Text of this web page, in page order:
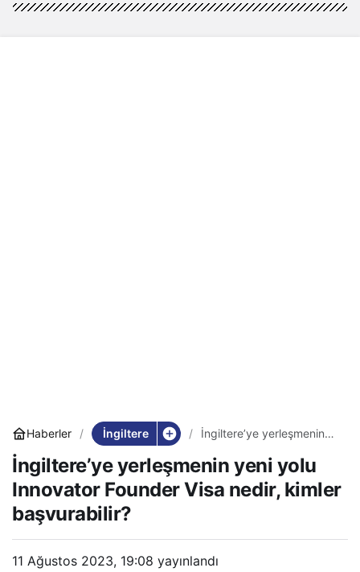
Haberler İngiltere
İngiltere’ye yerleşmenin
Founder Visa nedir, kimler
başvurabilir?
İngiltere’ye yerleşmenin yeni yolu
Innovator Founder Visa nedir, kimler
başvurabilir?
11 Ağustos 2023, 19:08 yayınlandı